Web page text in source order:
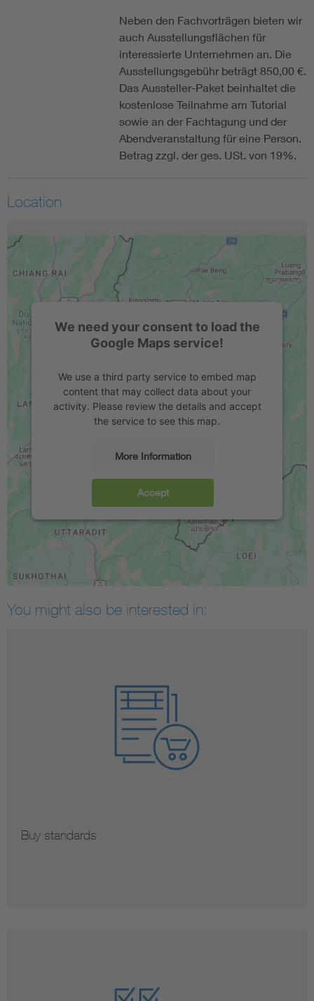
Neben den Fachvorträgen bieten wir
auch Ausstellungsflächen für
interessierte Unternehmen an. Die
Ausstellungsgebühr beträgt 850,00 €.
Das Aussteller-Paket beinhaltet die
kostenlose Teilnahme am Tutorial
sowie an der Fachtagung und der
Abendveranstaltung für eine Person.
Betrag zzgl. der ges. USt. von 19%.
Location
We need your consent to load the
Google Maps service!
We use a third party service to embed map
content that may collect data about your
activity. Please review the details and accept
the service to see this map.
More Information
Accept
You might also be interested in:
Buy standards